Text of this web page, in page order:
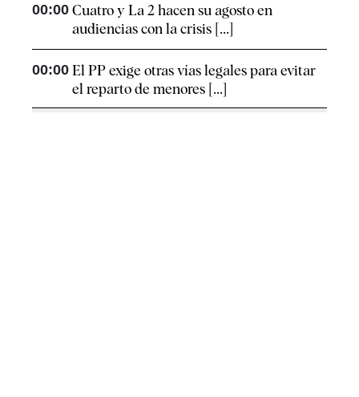
00:00 Cuatro y La 2 hacen su agosto en
audiencias con la crisis [...]
00:00 El PP exige otras vías legales para evitar
el reparto de menores [...]